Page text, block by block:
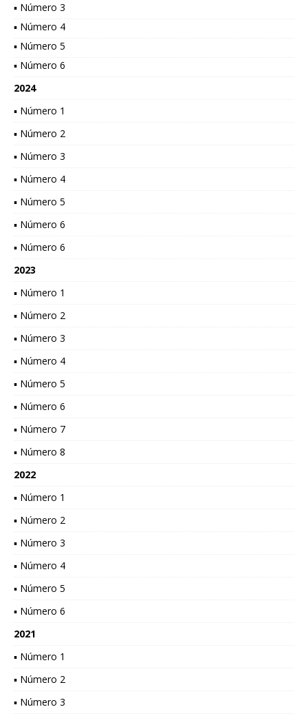
▪ Número 3
▪ Número 4
▪ Número 5
▪ Número 6
2024
▪ Número 1
▪ Número 2
▪ Número 3
▪ Número 4
▪ Número 5
▪ Número 6
▪ Número 6
2023
▪ Número 1
▪ Número 2
▪ Número 3
▪ Número 4
▪ Número 5
▪ Número 6
▪ Número 7
▪ Número 8
2022
▪ Número 1
▪ Número 2
▪ Número 3
▪ Número 4
▪ Número 5
▪ Número 6
2021
▪ Número 1
▪ Número 2
▪ Número 3